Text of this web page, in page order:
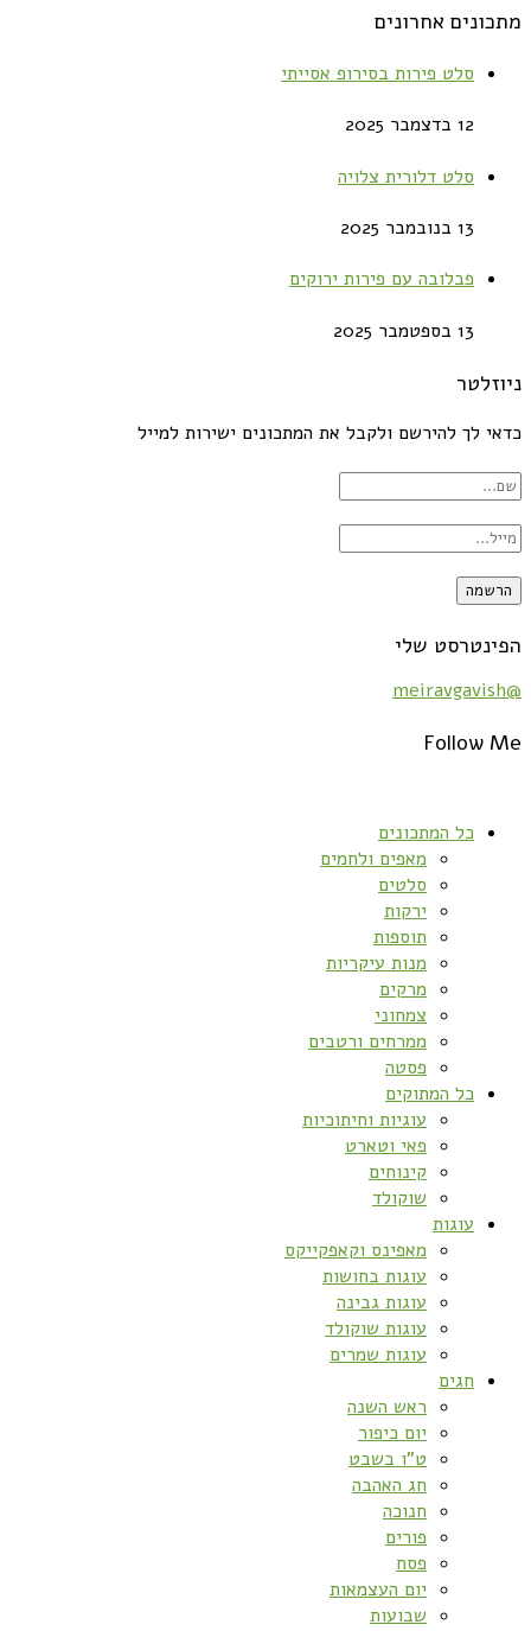
מתכונים אחרונים
סלט פירות בסירופ אסייתי
12 בדצמבר 2025
סלט דלורית צלויה
13 בנובמבר 2025
פבלובה עם פירות ירוקים
13 בספטמבר 2025
ניוזלטר
כדאי לך להירשם ולקבל את המתכונים ישירות למייל
הפינטרסט שלי
@meiravgavish
Follow Me
כל המתכונים
מאפים ולחמים
סלטים
ירקות
תוספות
מנות עיקריות
מרקים
צמחוני
ממרחים ורטבים
פסטה
כל המתוקים
עוגיות וחיתוכיות
פאי וטארט
קינוחים
שוקולד
עוגות
מאפינס וקאפקייקס
עוגות בחושות
עוגות גבינה
עוגות שוקולד
עוגות שמרים
חגים
ראש השנה
יום כיפור
ט”ו בשבט
חג האהבה
חנוכה
פורים
פסח
יום העצמאות
שבועות